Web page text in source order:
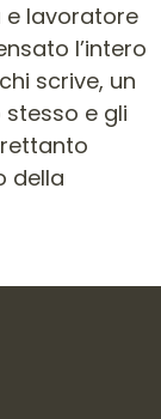
lavoratore
l’intero
scrive, un
e gli
della
e link